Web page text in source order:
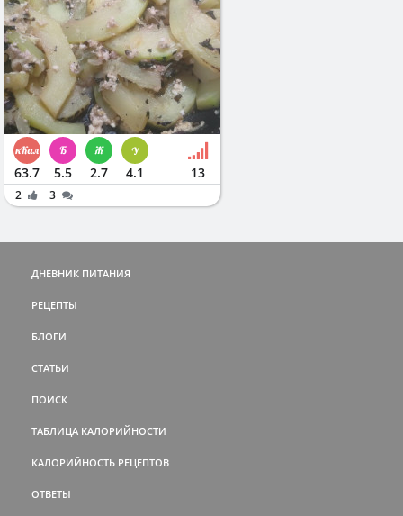
63.7 5.5 2.7 4.1 13
2 3
ДНЕВНИК ПИТАНИЯ
РЕЦЕПТЫ
БЛОГИ
СТАТЬИ
ПОИСК
ТАБЛИЦА КАЛОРИЙНОСТИ
КАЛОРИЙНОСТЬ РЕЦЕПТОВ
ОТВЕТЫ